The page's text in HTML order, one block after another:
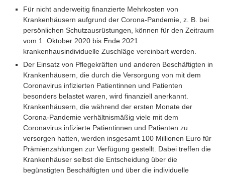
Für nicht anderweitig finanzierte Mehrkosten von
Krankenhäusern aufgrund der Corona-Pandemie, z. B. bei
persönlichen Schutzausrüstungen, können für den Zeitraum
vom 1. Oktober 2020 bis Ende 2021
krankenhausindividuelle Zuschläge vereinbart werden.
Der Einsatz von Pflegekräften und anderen Beschäftigten in
Krankenhäusern, die durch die Versorgung von mit dem
Coronavirus infizierten Patientinnen und Patienten
besonders belastet waren, wird finanziell anerkannt.
Krankenhäusern, die während der ersten Monate der
Corona-Pandemie verhältnismäßig viele mit dem
Coronavirus infizierte Patientinnen und Patienten zu
versorgen hatten, werden insgesamt 100 Millionen Euro für
Prämienzahlungen zur Verfügung gestellt. Dabei treffen die
Krankenhäuser selbst die Entscheidung über die
begünstigten Beschäftigten und über die individuelle